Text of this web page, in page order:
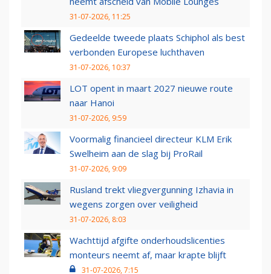
31-07-2026, 11:25
Gedeelde tweede plaats Schiphol als best
verbonden Europese luchthaven
31-07-2026, 10:37
LOT opent in maart 2027 nieuwe route
naar Hanoi
31-07-2026, 9:59
Voormalig financieel directeur KLM Erik
Swelheim aan de slag bij ProRail
31-07-2026, 9:09
Rusland trekt vliegvergunning Izhavia in
wegens zorgen over veiligheid
31-07-2026, 8:03
Wachttijd afgifte onderhoudslicenties
monteurs neemt af, maar krapte blijft
31-07-2026, 7:15